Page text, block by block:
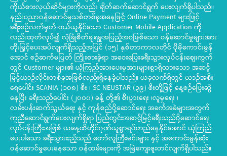
ကိုယ်စားလှယ်ဆိုင်များကိုလည်း ချိတ်ဆက်ဆောင်ရွက် ပေးလျက်ရှိပါသည်။
နည်းပညာဝန်ဆောင်မှုသစ်တစ်ခုအနေဖြင့် Online Payment များဖြင့်
ခရီးစဉ်လက်မှတ် ဝယ်ယူနိုင်သော Customer Mobile Application ကို
လည်းထုတ်လုပ်၍ လုံခြုံစိတ်ချရမှုအပြည့်အဝဖြစ်သော ဝန်ဆောင်မှုများအား
တိုးမြှင့်ပေးအပ်လျက်ရှိသည့်အပြင် (၁၅) နှစ်တာကာလတိုင် ပိုမိုကောင်းမွန်
အောင် စဉ်ဆက်မပြတ် ကြိုးစားခဲ့ရာ အဝေးပြေးခရီးသွားလုပ်ငန်းဈေးကွက်
တွင် Customer များ၏ ယုံကြည်အားပေးမှုအားများစွာရှိထားသော အဆင့်
မြင့်ယာဉ်လိုင်းတစ်ခုအဖြစ်လည်းရှိနေခဲ့ပါသည်။ ယခုလက်ရှိတွင် ယာဉ်အစီး
ရေပေါင်း SCANIA (၁၀၈) စီး ၊ SC NEUSTAR (၃၉) စီးတို့ဖြင့် နေ့စဉ်ပြေးဆွဲ
နေပြီး ခရီးသည်ပေါင်း (၂၀၀၀) ခန့် တို့၏ စီးပွားရေး ၊လူမှုရေး ၊
လမ်းပန်းဆက်သွယ်ရေး နှင့် ကုန်စည်ပို့ဆောင်ရေး အခက်အခဲများအတွက်
ကူညီဆောင်ရွက်ပေးလျက်ရှိရာ ပြည်တွင်းအဆင့်မြင့်ခရီးသည်ပို့ဆောင်ရေး
လုပ်ငန်းကြီးအဖြစ် ယနေ့ထိတိုင်ဂုဏ်ယူစွာရပ်တည်နေနိုင်အောင် ယုံကြည်
ပေးပါသော ခရီးသွားဧည့်သည် တော်လူကြီးမင်းများ နှင့် အကောင်းမွန်ဆုံး
ဝန်ဆောင်မှုပေးနေသော ဝန်ထမ်းများကို အမြဲကျေးဇူးတင်လျက်ရှိပါသည်။